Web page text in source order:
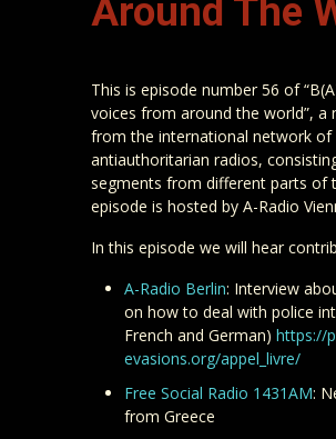
Around The
This is episode number 56 of
voices from around the world”, a
from the international network of
antiauthoritarian radios,
segments from different parts of
episode is hosted by A-Radio
In this episode we will hear
A-Radio Berlin: Interview
on how to deal with police
French and German)https://
evasions.org/appel_livre/
Free Social Radio 1431AM:
from Greece